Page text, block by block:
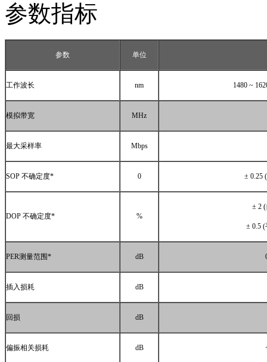
参数指标
参数 单位
工作波长 nm 1480 ~
模拟带宽 MHz
最大采样率 Mbps
SOP 不确定度* 0 ± 0.25 (
DOP 不确定度* %
± 2 (
± 0.5 (
PER测量范围* dB
插入损耗 dB
回损 dB
偏振相关损耗 dB